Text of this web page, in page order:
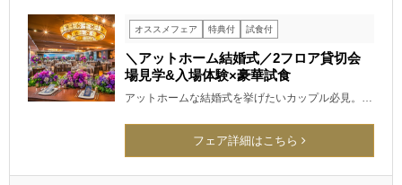
オススメフェア 特典付 試食付
＼アットホーム結婚式／2フロア貸切会
場見学&入場体験×豪華試食
アットホームな結婚式を挙げたいカップル必見。…
フェア詳細はこちら